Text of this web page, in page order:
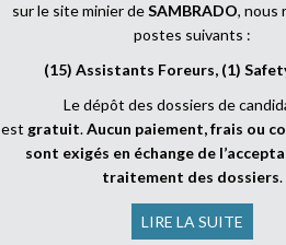
sur le site minier deSAMBRADO, nous
postes suivants :
(15) Assistants Foreurs, (1)
Le dépôt des dossiers de
est gratuit.Aucun paiement, frais ou
sont exigés en échange de
traitement des dossiers.
LIRE LA SUITE